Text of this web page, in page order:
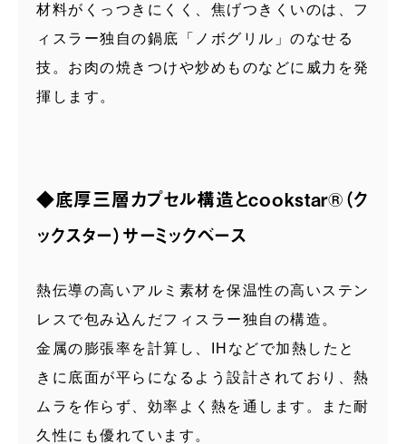
材料がくっつきにくく、焦げつきくいのは、フ
ィスラー独自の鍋底「ノボグリル」のなせる
技。お肉の焼きつけや炒めものなどに威力を発
揮します。
◆底厚三層カプセル構造とcookstar®（ク
ックスター）サーミックベース
熱伝導の高いアルミ素材を保温性の高いステン
レスで包み込んだフィスラー独自の構造。
金属の膨張率を計算し、IHなどで加熱したと
きに底面が平らになるよう設計されており、熱
ムラを作らず、効率よく熱を通します。また耐
久性にも優れています。